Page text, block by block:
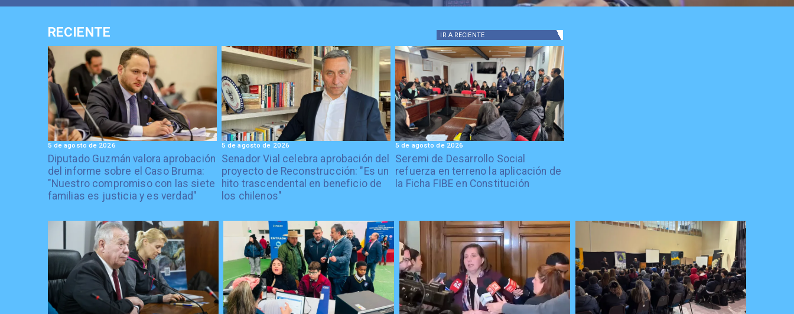
RECIENTE IR A RECIENTE
Diputado Guzmán valora aprobación
del informe sobre el Caso Bruma:
"Nuestro compromiso con las siete
familias es justicia y es verdad"
5 de agosto de 2026
Senador Vial celebra aprobación del
proyecto de Reconstrucción: "Es un
hito trascendental en beneficio de
los chilenos"
5 de agosto de 2026
Seremi de Desarrollo Social
refuerza en terreno la aplicación de
la Ficha FIBE en Constitución
5 de agosto de 2026